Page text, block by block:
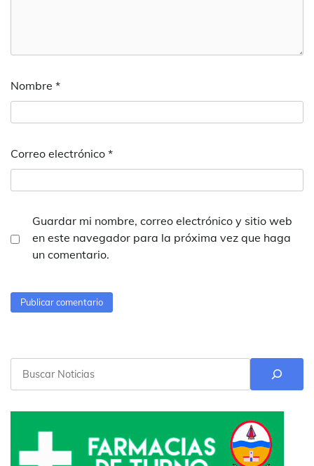
Nombre *
Correo electrónico *
Guardar mi nombre, correo electrónico y sitio web
en este navegador para la próxima vez que haga
un comentario.